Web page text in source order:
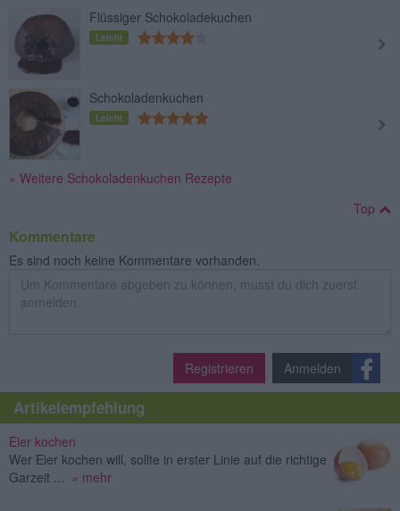
Flüssiger Schokoladekuchen
Leicht
Schokoladenkuchen
Leicht
» Weitere Schokoladenkuchen Rezepte
Top
Kommentare
Es sind noch keine Kommentare vorhanden.
Registrieren Anmelden
Artikelempfehlung
Eier kochen
Wer Eier kochen will, sollte in erster Linie auf die richtige
Garzeit ... » mehr